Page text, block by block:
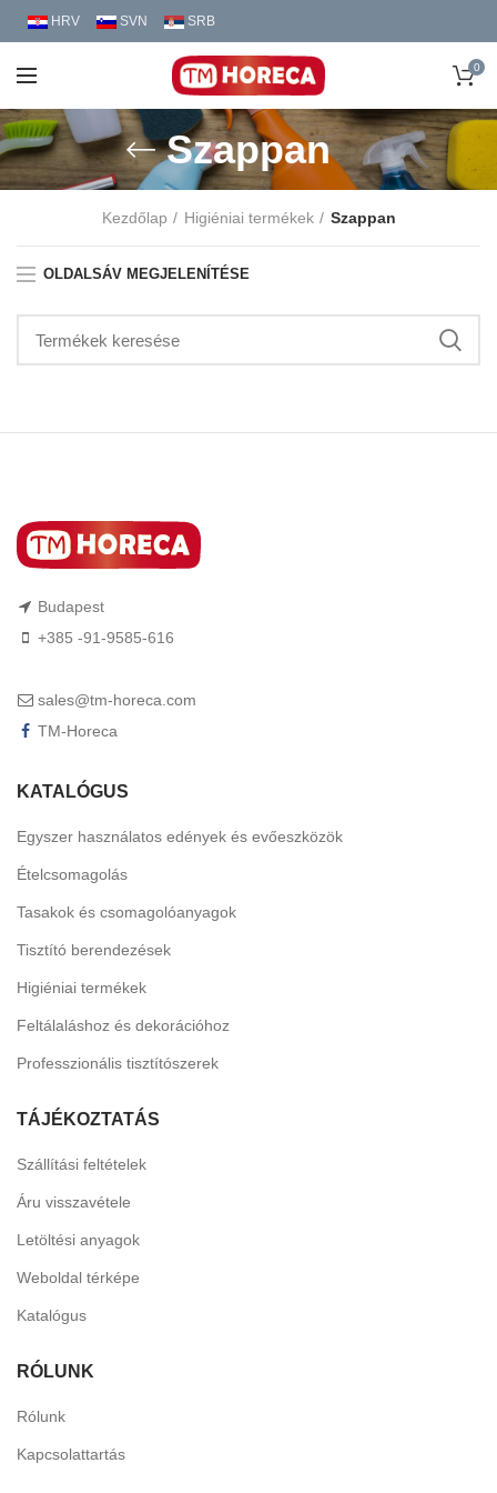
HRV SVN SRB
0
Szappan
Kezdőlap Higiéniai termékek Szappan
OLDALSÁV MEGJELENÍTÉSE
Budapest
+385 -91-9585-616
sales@tm-horeca.com
TM-Horeca
KATALÓGUS
Egyszer használatos edények és evőeszközök
Ételcsomagolás
Tasakok és csomagolóanyagok
Tisztító berendezések
Higiéniai termékek
Feltálaláshoz és dekorációhoz
Professzionális tisztítószerek
TÁJÉKOZTATÁS
Szállítási feltételek
Áru visszavétele
Letöltési anyagok
Weboldal térképe
Katalógus
RÓLUNK
Rólunk
Kapcsolattartás